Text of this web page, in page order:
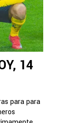
14
para para